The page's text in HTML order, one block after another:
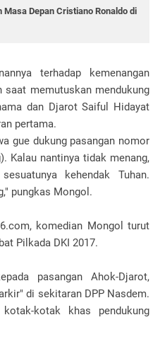
Depan Cristiano Ronaldo di
terhadap kemenangan
memutuskan mendukung
dan Djarot Saiful Hidayat
pertama.
gue dukung pasangan nomor
Kalau nantinya tidak menang,
kehendak Tuhan.
pungkas Mongol.
komedian Mongol turut
Pilkada DKI 2017.
pasangan Ahok-Djarot,
di sekitaran DPP Nasdem.
kotak khas pendukung